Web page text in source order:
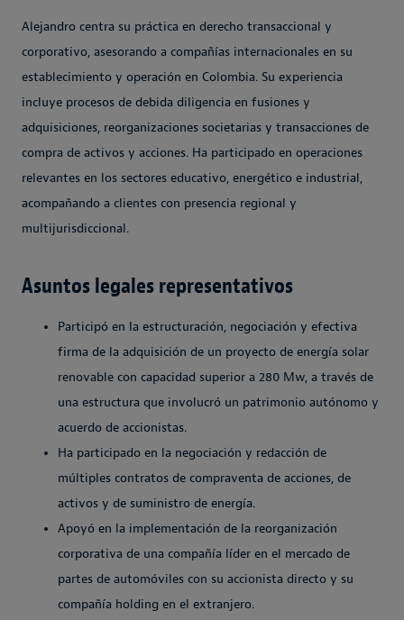
Alejandro centra su práctica en derecho transaccional y
corporativo, asesorando a compañías internacionales en su
establecimiento y operación en Colombia. Su experiencia
incluye procesos de debida diligencia en fusiones y
adquisiciones, reorganizaciones societarias y transacciones de
compra de activos y acciones. Ha participado en operaciones
relevantes en los sectores educativo, energético e industrial,
acompañando a clientes con presencia regional y
multijurisdiccional.
Asuntos legales representativos
Participó en la estructuración, negociación y efectiva
firma de la adquisición de un proyecto de energía solar
renovable con capacidad superior a 280 Mw, a través de
una estructura que involucró un patrimonio autónomo y
acuerdo de accionistas.
Ha participado en la negociación y redacción de
múltiples contratos de compraventa de acciones, de
activos y de suministro de energía.
Apoyó en la implementación de la reorganización
corporativa de una compañía líder en el mercado de
partes de automóviles con su accionista directo y su
compañía holding en el extranjero.